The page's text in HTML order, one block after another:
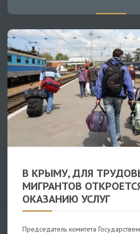
В КРЫМУ, ДЛЯ
МИГРАНТОВ
ОКАЗАНИЮ УСЛУГ
Председатель комитета